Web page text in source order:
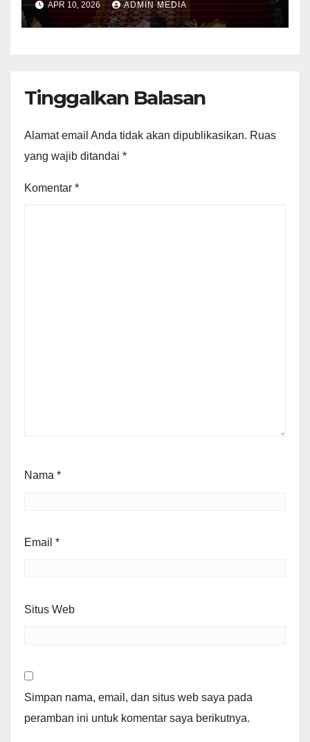
Tanjung Carat
APR 10, 2026 ADMIN MEDIA
Tinggalkan Balasan
Alamat email Anda tidak akan dipublikasikan. Ruas
yang wajib ditandai *
Komentar *
Nama *
Email *
Situs Web
Simpan nama, email, dan situs web saya pada
peramban ini untuk komentar saya berikutnya.